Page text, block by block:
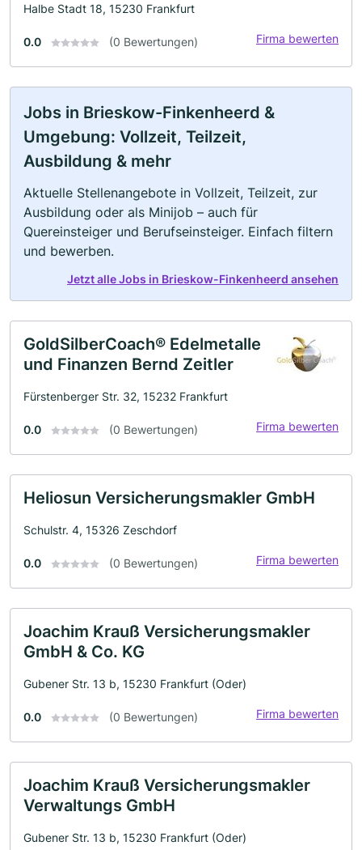
Halbe Stadt 18, 15230 Frankfurt
0.0 (0 Bewertungen) Firma bewerten
Jobs in Brieskow-Finkenheerd &
Umgebung: Vollzeit, Teilzeit,
Ausbildung & mehr
Aktuelle Stellenangebote in Vollzeit, Teilzeit, zur
Ausbildung oder als Minijob – auch für
Quereinsteiger und Berufseinsteiger. Einfach filtern
und bewerben.
Jetzt alle Jobs in Brieskow-Finkenheerd ansehen
GoldSilberCoach® Edelmetalle
und Finanzen Bernd Zeitler
Fürstenberger Str. 32, 15232 Frankfurt
0.0 (0 Bewertungen) Firma bewerten
Heliosun Versicherungsmakler GmbH
Schulstr. 4, 15326 Zeschdorf
0.0 (0 Bewertungen) Firma bewerten
Joachim Krauß Versicherungsmakler
GmbH & Co. KG
Gubener Str. 13 b, 15230 Frankfurt (Oder)
0.0 (0 Bewertungen) Firma bewerten
Joachim Krauß Versicherungsmakler
Verwaltungs GmbH
Gubener Str. 13 b, 15230 Frankfurt (Oder)